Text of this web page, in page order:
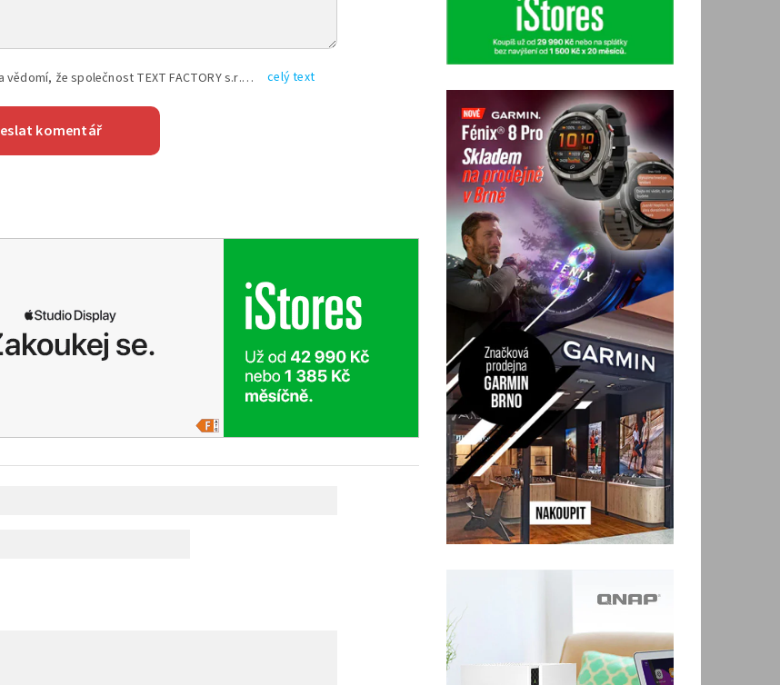
Vyplněním shora uvedených údajů beru na vědomí, že společnost TEXT FACTORY s.r.o., sídlem Brno, Durďákova 336/29, Černá Pole, PSČ: 613 00, IČ: 06157831, zapsané u Krajského soudu v Brně, oddíl C, vložka 100399, bude zpracovávat mé osobní údaje uvedené v rámci mnou vyplněného registračního formuláře na základě oprávněných zájmů TEXT FACTORY s.r.o. dle čl. 6 odst. 1 písm. f) GDPR a pro splnění právních povinností (čl. 6 odst. 1 písm. c) GDPR), a to pro tyto účely: nezbytnost zajistit oprávnění návštěvníka webových stránek provozovaných společností TEXT FACTORY s.r.o. přispívat aktivně ke zveřejněným článkům nebo v rámci diskusních fór a výkon práv TEXT FACTORY s.r.o. jako administrátora těchto diskusních fór. Více informací o zpracování osobních údajů a právech lze nalézt v celý text